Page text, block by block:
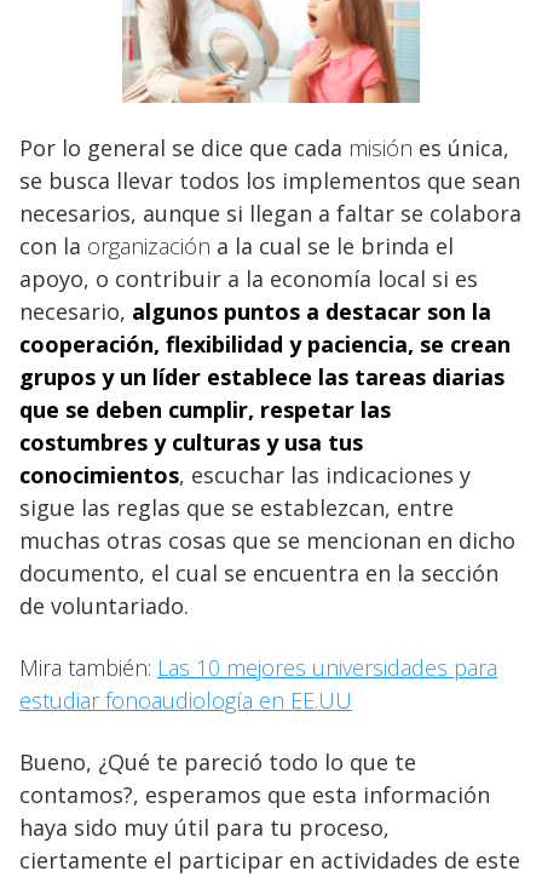
Por lo general se dice que cada misión es única,
se busca llevar todos los implementos que sean
necesarios, aunque si llegan a faltar se colabora
con la organización a la cual se le brinda el
apoyo, o contribuir a la economía local si es
necesario, algunos puntos a destacar son la
cooperación, flexibilidad y paciencia, se crean
grupos y un líder establece las tareas diarias
que se deben cumplir, respetar las
costumbres y culturas y usa tus
conocimientos, escuchar las indicaciones y
sigue las reglas que se establezcan, entre
muchas otras cosas que se mencionan en dicho
documento, el cual se encuentra en la sección
de voluntariado.
Mira también: Las 10 mejores universidades para
estudiar fonoaudiología en EE.UU
Bueno, ¿Qué te pareció todo lo que te
contamos?, esperamos que esta información
haya sido muy útil para tu proceso,
ciertamente el participar en actividades de este